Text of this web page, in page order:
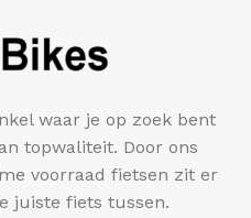
waar je op zoek bent
topwaliteit. Door ons
voorraad fietsen zit er
juiste fiets tussen.